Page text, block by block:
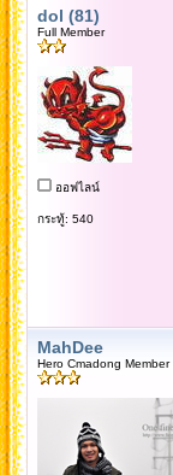
dol (81)
Full Member
ออฟไลน์
กระทู้: 540
MahDee
Hero Cmadong Member